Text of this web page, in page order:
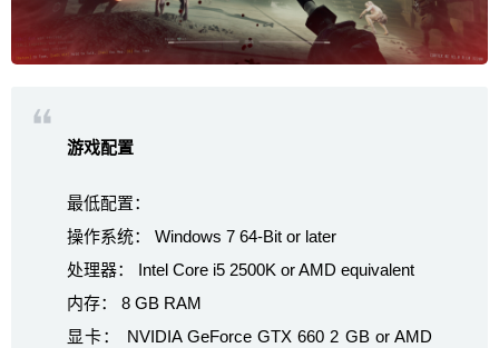
游戏配置
最低配置：
操作系统： Windows 7 64-Bit or later
处理器： Intel Core i5 2500K or AMD equivalent
内存： 8 GB RAM
显卡： NVIDIA GeForce GTX 660 2 GB or AMD